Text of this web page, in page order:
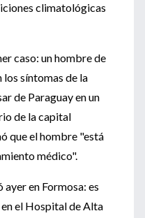
climatológicas
caso: un hombre de
los síntomas de la
de Paraguay en un
de la capital
que el hombre "está
médico".
en Formosa: es
el Hospital de Alta